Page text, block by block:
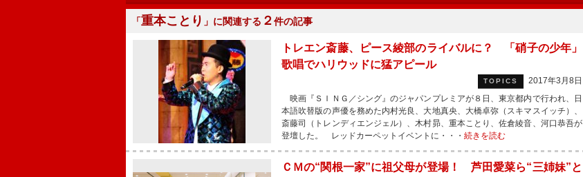
「重本ことり 」に関連する ２件の記事
トレエン斎藤、ピース綾部のライバルに？ 「硝子の少年」
歌唱でハリウッドに猛アピール
TOPICS
2017年3月8日
映画『ＳＩＮＧ／シング』のジャパンプレミアが８日、東京都内で行われ、日
本語吹替版の声優を務めた内村光良、大地真央、大橋卓弥（スキマスイッチ）、
斎藤司（トレンディエンジェル）、木村昴、重本ことり、佐倉綾音、河口恭吾が
登壇した。 レッドカーペットイベントに・・・ 続きを読む
ＣＭの“関根一家”に祖父母が登場！ 芦田愛菜ら“三姉妹”と